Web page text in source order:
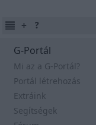
G-Portál
Mi az a G-Portál?
Portál létrehozás
Extráink
Segítségek